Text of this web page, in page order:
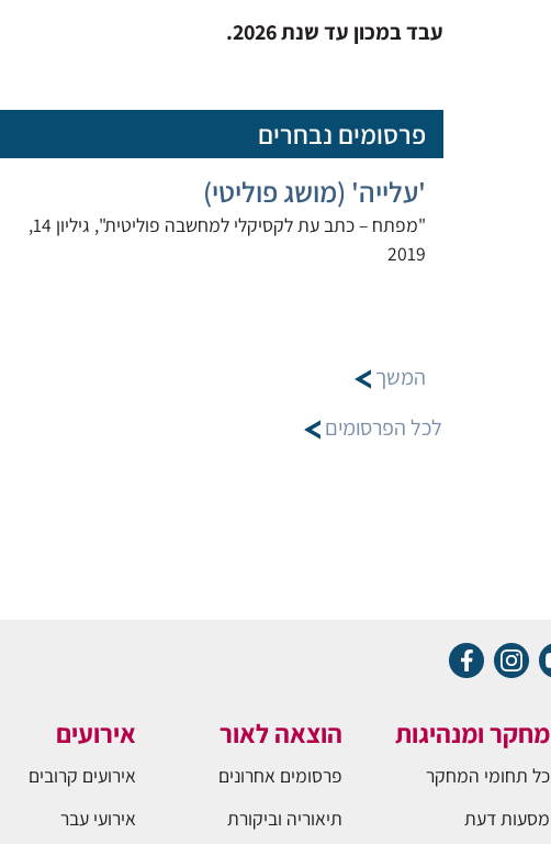
עבד במכון עד שנת 2026.
פרסומים נבחרים
'עלייה' (מושג פוליטי)
"מפתח – כתב עת לקסיקלי למחשבה פוליטית", גיליון 14,
2019
המשך
לכל הפרסומים
מחקר ומנהיגות
כל תחומי המחקר
מסעות דעת
הוצאה לאור
פרסומים אחרונים
תיאוריה וביקורת
אירועים
אירועים קרובים
אירועי עבר